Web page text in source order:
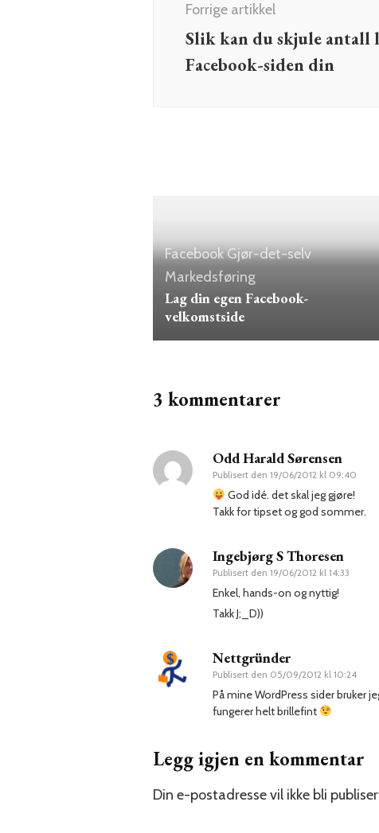
Forrige artikkel
Slik kan du skjule antall
Facebook-siden din
FacebookGjør-det-selv
Markedsføring
Lag din egen Facebook-
velkomstside
3 kommentarer
Odd Harald Sørensen
Publisert den 19/06/2012 kl 09:40
God idé. det skal jeg gjøre!
Takk for tipset og god sommer.
Ingebjørg S Thoresen
Publisert den 19/06/2012 kl 14:33
Enkel, hands-on og nyttig!
Takk J;_D))
Nettgründer
Publisert den 05/09/2012 kl 10:24
På mine WordPress sider bruker
fungerer helt brillefint
Legg igjen en kommentar
Din e-postadresse vil ikke bli